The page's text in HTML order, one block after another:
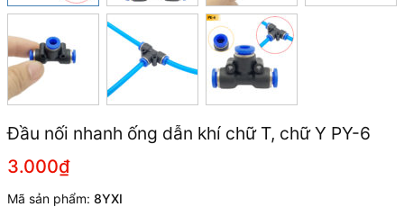
Đầu nối nhanh ống dẫn khí chữ T, chữ Y PY-6
3.000₫
Mã sản phẩm: 8YXI